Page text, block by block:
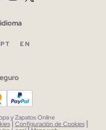
PT EN
y Zapatos Online
| Configuración de Cookies |